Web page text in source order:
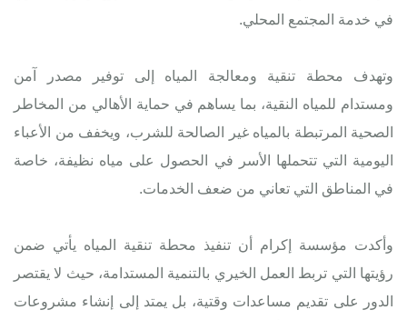
في خدمة المجتمع المحلي.
وتهدف محطة تنقية ومعالجة المياه إلى توفير مصدر آمن
ومستدام للمياه النقية، بما يساهم في حماية الأهالي من المخاطر
الصحية المرتبطة بالمياه غير الصالحة للشرب، ويخفف من الأعباء
اليومية التي تتحملها الأسر في الحصول على مياه نظيفة، خاصة
في المناطق التي تعاني من ضعف الخدمات.
وأكدت مؤسسة إكرام أن تنفيذ محطة تنقية المياه يأتي ضمن
رؤيتها التي تربط العمل الخيري بالتنمية المستدامة، حيث لا يقتصر
الدور على تقديم مساعدات وقتية، بل يمتد إلى إنشاء مشروعات